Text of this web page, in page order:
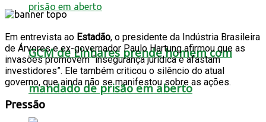
GCM de Linhares prende homem com
mandado de prisão em aberto
Em entrevista ao Estadão, o presidente da Indústria Brasileira
de Árvores e ex-governador Paulo Hartung afirmou que as
invasões promovem “insegurança jurídica e afastam
investidores”. Ele também criticou o silêncio do atual
governo, que ainda não se manifestou sobre as ações.
Pressão